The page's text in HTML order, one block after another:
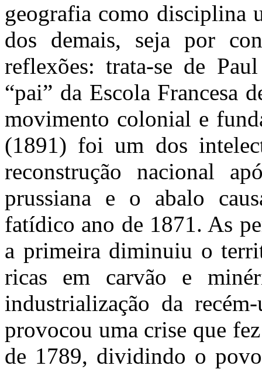
geografia como disciplina
dos demais, seja por
reflexões: trata-se de
“pai” da Escola Francesa
movimento colonial e
(1891) foi um dos
reconstrução nacional
prussiana e o abalo
fatídico ano de 1871. As
a primeira diminuiu o
ricas em carvão e
industrialização da
provocou uma crise que
de 1789, dividindo o